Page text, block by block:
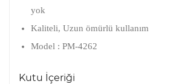
yok
Kaliteli, Uzun ömürlü kullanım
Model : PM-4262
Kutu İçeriği